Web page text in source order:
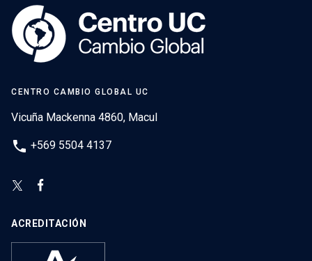
CENTRO CAMBIO GLOBAL UC
Vicuña Mackenna 4860, Macul
phone +569 5504 4137
ACREDITACIÓN